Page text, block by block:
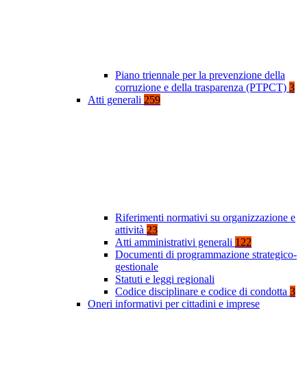
Piano triennale per la prevenzione della
corruzione e della trasparenza (PTPCT) 3
Atti generali 259
Riferimenti normativi su organizzazione e
attività 23
Atti amministrativi generali 122
Documenti di programmazione strategico-
gestionale
Statuti e leggi regionali
Codice disciplinare e codice di condotta 3
Oneri informativi per cittadini e imprese